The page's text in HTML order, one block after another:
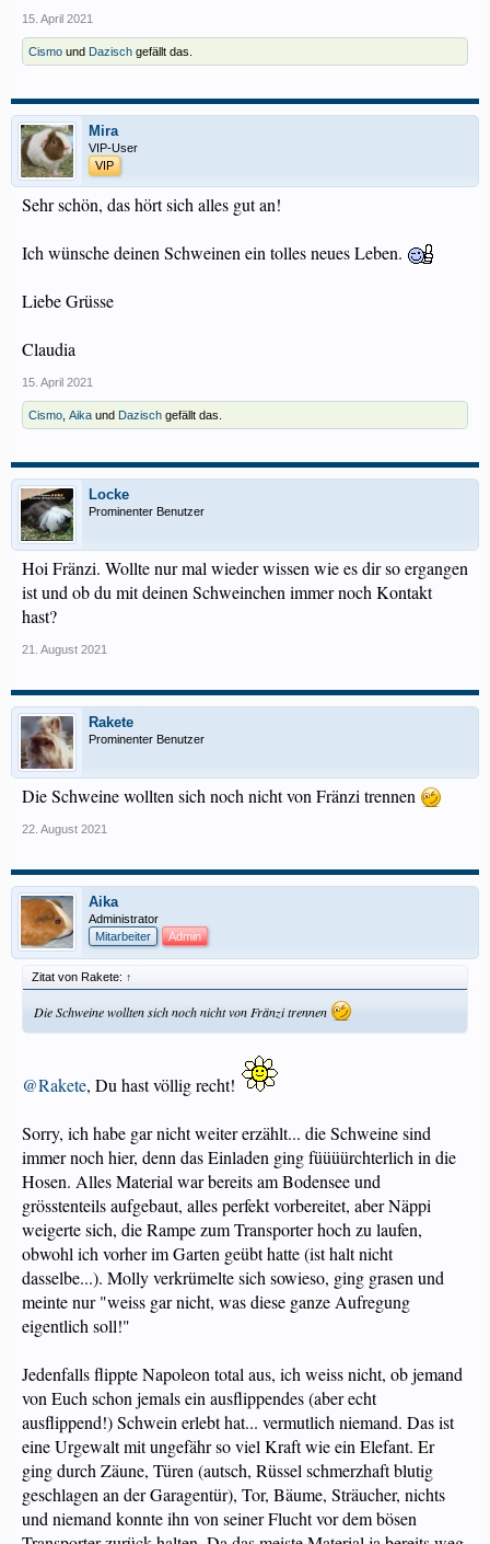
15. April 2021
Cismo und Dazisch gefällt das.
Mira
VIP-User
VIP
Sehr schön, das hört sich alles gut an!
Ich wünsche deinen Schweinen ein tolles neues Leben.
Liebe Grüsse
Claudia
15. April 2021
Cismo Aika und Dazisch gefällt das.
Locke
Prominenter Benutzer
Hoi Fränzi. Wollte nur mal wieder wissen wie es dir so ergangen
ist und ob du mit deinen Schweinchen immer noch Kontakt
hast?
21. August 2021
Rakete
Prominenter Benutzer
Die Schweine wollten sich noch nicht von Fränzi trennen
22. August 2021
Aika
Administrator
Mitarbeiter
Admin
Zitat von Rakete: ↑
Die Schweine wollten sich noch nicht von Fränzi trennen
@Rakete, Du hast völlig recht!
Sorry, ich habe gar nicht weiter erzählt... die Schweine sind
immer noch hier, denn das Einladen ging füüüürchterlich in die
Hosen. Alles Material war bereits am Bodensee und
grösstenteils aufgebaut, alles perfekt vorbereitet, aber Näppi
weigerte sich, die Rampe zum Transporter hoch zu laufen,
obwohl ich vorher im Garten geübt hatte (ist halt nicht
dasselbe...). Molly verkrümelte sich sowieso, ging grasen und
meinte nur "weiss gar nicht, was diese ganze Aufregung
eigentlich soll!"
Jedenfalls flippte Napoleon total aus, ich weiss nicht, ob jemand
von Euch schon jemals ein ausflippendes (aber echt
ausflippend!) Schwein erlebt hat... vermutlich niemand. Das ist
eine Urgewalt mit ungefähr so viel Kraft wie ein Elefant. Er
ging durch Zäune, Türen (autsch, Rüssel schmerzhaft blutig
geschlagen an der Garagentür), Tor, Bäume, Sträucher, nichts
und niemand konnte ihn von seiner Flucht vor dem bösen